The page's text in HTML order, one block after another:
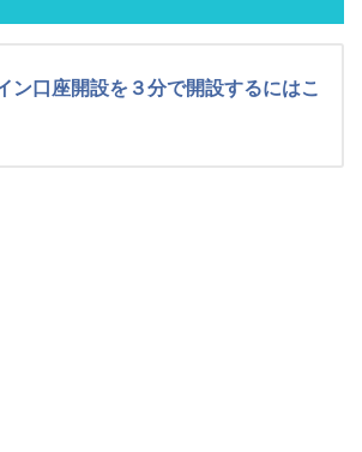
ン口座開設を３分で開設するにはこ